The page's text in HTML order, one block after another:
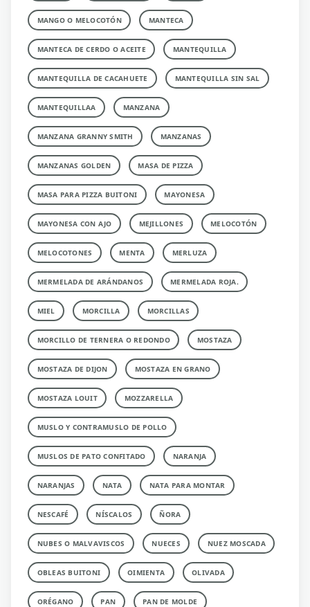
MANGO O MELOCOTÓN MANTECA
MANTECA DE CERDO O ACEITE MANTEQUILLA
MANTEQUILLA DE CACAHUETE MANTEQUILLA SIN SAL
MANTEQUILLAA MANZANA
MANZANA GRANNY SMITH MANZANAS
MANZANAS GOLDEN MASA DE PIZZA
MASA PARA PIZZA BUITONI MAYONESA
MAYONESA CON AJO MEJILLONES MELOCOTÓN
MELOCOTONES MENTA MERLUZA
MERMELADA DE ARÁNDANOS MERMELADA ROJA.
MIEL MORCILLA MORCILLAS
MORCILLO DE TERNERA O REDONDO MOSTAZA
MOSTAZA DE DIJON MOSTAZA EN GRANO
MOSTAZA LOUIT MOZZARELLA
MUSLO Y CONTRAMUSLO DE POLLO
MUSLOS DE PATO CONFITADO NARANJA
NARANJAS NATA NATA PARA MONTAR
NESCAFÉ NÍSCALOS ÑORA
NUBES O MALVAVISCOS NUECES NUEZ MOSCADA
OBLEAS BUITONI OIMIENTA OLIVADA
ORÉGANO PAN PAN DE MOLDE